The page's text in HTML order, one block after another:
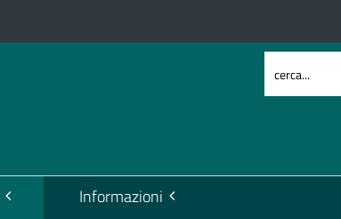
Informazioni